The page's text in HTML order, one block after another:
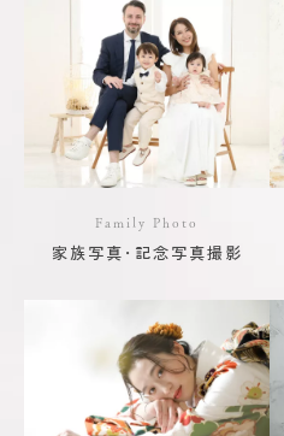
Family Photo
家族写真･記念写真撮影